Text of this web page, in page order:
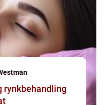
rynkbehandling